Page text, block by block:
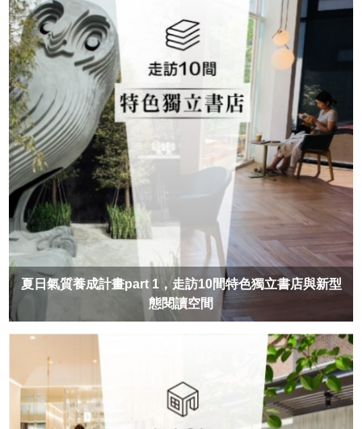
夏日氣質養成計畫part 1，走訪10間特色獨立書店與新型
態閱讀空間